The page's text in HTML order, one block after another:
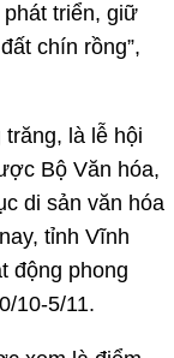
triển, giữ
chín rồng”,
là lễ hội
Bộ Văn hóa,
di sản văn hóa
tỉnh Vĩnh
động phong
10-5/11.